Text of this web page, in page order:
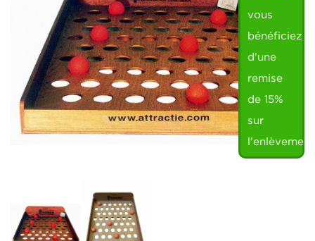
vous
bénéficiez
d'une
remise
de 15%
sur